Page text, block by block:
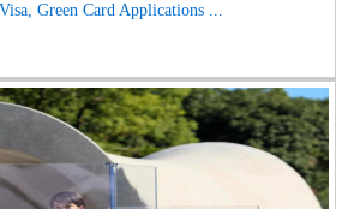
Green Card Applications ...